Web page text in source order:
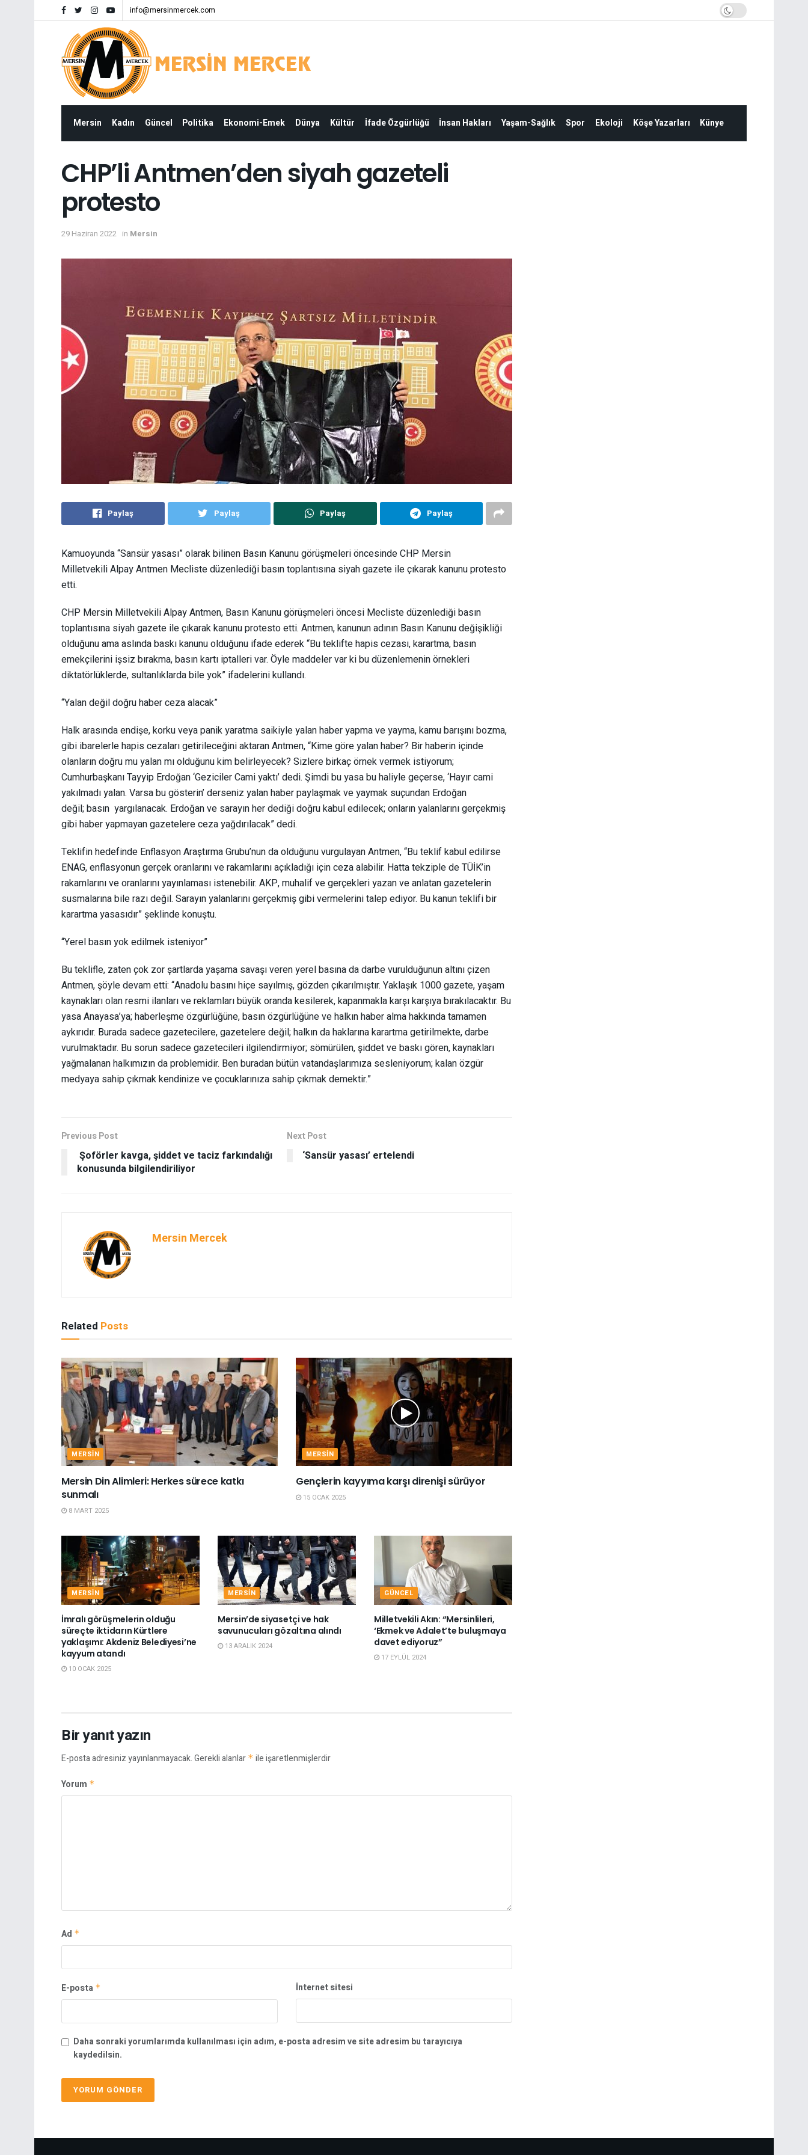
info@mersinmercek.com
Mersin Kadın Güncel Politika Ekonomi-Emek Dünya Kültür İfade Özgürlüğü İnsan Hakları Yaşam-Sağlık Spor Ekoloji Köşe Yazarları Künye
CHP’li Antmen’den siyah gazeteli
protesto
29 Haziran 2022 in Mersin
Paylaş Paylaş Paylaş Paylaş
Kamuoyunda “Sansür yasası” olarak bilinen Basın Kanunu görüşmeleri öncesinde CHP Mersin
Milletvekili Alpay Antmen Mecliste düzenlediği basın toplantısına siyah gazete ile çıkarak kanunu protesto
etti.
CHP Mersin Milletvekili Alpay Antmen, Basın Kanunu görüşmeleri öncesi Mecliste düzenlediği basın
toplantısına siyah gazete ile çıkarak kanunu protesto etti. Antmen, kanunun adının Basın Kanunu değişikliği
olduğunu ama aslında baskı kanunu olduğunu ifade ederek “Bu teklifte hapis cezası, karartma, basın
emekçilerini işsiz bırakma, basın kartı iptalleri var. Öyle maddeler var ki bu düzenlemenin örnekleri
diktatörlüklerde, sultanlıklarda bile yok” ifadelerini kullandı.
“Yalan değil doğru haber ceza alacak”
Halk arasında endişe, korku veya panik yaratma saikiyle yalan haber yapma ve yayma, kamu barışını bozma,
gibi ibarelerle hapis cezaları getirileceğini aktaran Antmen, “Kime göre yalan haber? Bir haberin içinde
olanların doğru mu yalan mı olduğunu kim belirleyecek? Sizlere birkaç örnek vermek istiyorum;
Cumhurbaşkanı Tayyip Erdoğan ‘Geziciler Cami yaktı’ dedi. Şimdi bu yasa bu haliyle geçerse, ‘Hayır cami
yakılmadı yalan. Varsa bu gösterin’ derseniz yalan haber paylaşmak ve yaymak suçundan Erdoğan
değil; basın yargılanacak. Erdoğan ve sarayın her dediği doğru kabul edilecek; onların yalanlarını gerçekmiş
gibi haber yapmayan gazetelere ceza yağdırılacak” dedi.
Teklifin hedefinde Enflasyon Araştırma Grubu’nun da olduğunu vurgulayan Antmen, “Bu teklif kabul edilirse
ENAG, enflasyonun gerçek oranlarını ve rakamlarını açıkladığı için ceza alabilir. Hatta tekziple de TÜİK’in
rakamlarını ve oranlarını yayınlaması istenebilir. AKP, muhalif ve gerçekleri yazan ve anlatan gazetelerin
susmalarına bile razı değil. Sarayın yalanlarını gerçekmiş gibi vermelerini talep ediyor. Bu kanun teklifi bir
karartma yasasıdır” şeklinde konuştu.
“Yerel basın yok edilmek isteniyor”
Bu teklifle, zaten çok zor şartlarda yaşama savaşı veren yerel basına da darbe vurulduğunun altını çizen
Antmen, şöyle devam etti: “Anadolu basını hiçe sayılmış, gözden çıkarılmıştır. Yaklaşık 1000 gazete, yaşam
kaynakları olan resmi ilanları ve reklamları büyük oranda kesilerek, kapanmakla karşı karşıya bırakılacaktır. Bu
yasa Anayasa’ya; haberleşme özgürlüğüne, basın özgürlüğüne ve halkın haber alma hakkında tamamen
aykırıdır. Burada sadece gazetecilere, gazetelere değil; halkın da haklarına karartma getirilmekte, darbe
vurulmaktadır. Bu sorun sadece gazetecileri ilgilendirmiyor; sömürülen, şiddet ve baskı gören, kaynakları
yağmalanan halkımızın da problemidir. Ben buradan bütün vatandaşlarımıza sesleniyorum; kalan özgür
medyaya sahip çıkmak kendinize ve çocuklarınıza sahip çıkmak demektir.”
Previous Post
Şoförler kavga, şiddet ve taciz farkındalığı
konusunda bilgilendiriliyor
Next Post
‘Sansür yasası’ ertelendi
Mersin Mercek
Related Posts
MERSIN
Mersin Din Alimleri: Herkes sürece katkı
sunmalı
8 MART 2025
MERSIN
Gençlerin kayyıma karşı direnişi sürüyor
15 OCAK 2025
MERSIN
İmralı görüşmelerin olduğu
süreçte iktidarın Kürtlere
yaklaşımı: Akdeniz Belediyesi’ne
kayyum atandı
10 OCAK 2025
MERSIN
Mersin’de siyasetçi ve hak
savunucuları gözaltına alındı
13 ARALIK 2024
GÜNCEL
Milletvekili Akın: “Mersinlileri,
‘Ekmek ve Adalet’te buluşmaya
davet ediyoruz”
17 EYLÜL 2024
Bir yanıt yazın
E-posta adresiniz yayınlanmayacak.Gerekli alanlar * ile işaretlenmişlerdir
Yorum *
Ad *
E-posta * İnternet sitesi
Daha sonraki yorumlarımda kullanılması için adım, e-posta adresim ve site adresim bu tarayıcıya
kaydedilsin.